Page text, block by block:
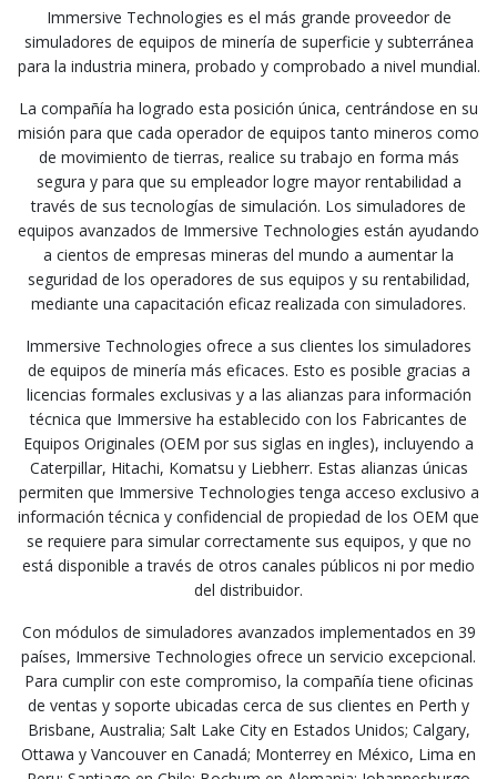
Immersive Technologies es el más grande proveedor de
simuladores de equipos de minería de superficie y subterránea
para la industria minera, probado y comprobado a nivel mundial.
La compañía ha logrado esta posición única, centrándose en su
misión para que cada operador de equipos tanto mineros como
de movimiento de tierras, realice su trabajo en forma más
segura y para que su empleador logre mayor rentabilidad a
través de sus tecnologías de simulación. Los simuladores de
equipos avanzados de Immersive Technologies están ayudando
a cientos de empresas mineras del mundo a aumentar la
seguridad de los operadores de sus equipos y su rentabilidad,
mediante una capacitación eficaz realizada con simuladores.
Immersive Technologies ofrece a sus clientes los simuladores
de equipos de minería más eficaces. Esto es posible gracias a
licencias formales exclusivas y a las alianzas para información
técnica que Immersive ha establecido con los Fabricantes de
Equipos Originales (OEM por sus siglas en ingles), incluyendo a
Caterpillar, Hitachi, Komatsu y Liebherr. Estas alianzas únicas
permiten que Immersive Technologies tenga acceso exclusivo a
información técnica y confidencial de propiedad de los OEM que
se requiere para simular correctamente sus equipos, y que no
está disponible a través de otros canales públicos ni por medio
del distribuidor.
Con módulos de simuladores avanzados implementados en 39
países, Immersive Technologies ofrece un servicio excepcional.
Para cumplir con este compromiso, la compañía tiene oficinas
de ventas y soporte ubicadas cerca de sus clientes en Perth y
Brisbane, Australia; Salt Lake City en Estados Unidos; Calgary,
Ottawa y Vancouver en Canadá; Monterrey en México, Lima en